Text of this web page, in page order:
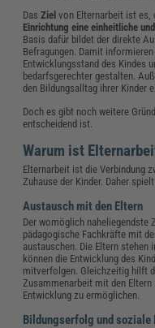
DasZielvon Elternarbeit ist es,
Einrichtung eine einheitliche
Basis dafür bildet der direkte
Befragungen. Damit
Entwicklungsstand des Kindes
bedarfsgerechter gestalten.
den Bildungsalltag ihrer Kinder
Doch es gibt noch weitere
entscheidend ist.
Warum ist
Elternarbeit ist die Verbindung
Zuhause der Kinder. Daher
Austausch mit den Eltern
Der womöglich naheliegendste
pädagogische Fachkräfte mit
austauschen. Die Eltern
können die Entwicklung des
mitverfolgen. Gleichzeitig hilft
Zusammenarbeit mit den
Entwicklung zu ermöglichen.
Bildungserfolg und soziale